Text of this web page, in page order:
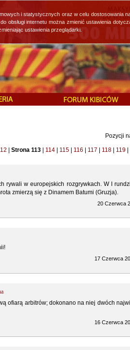
Pozycji
Strona 113 114 115 116 117 118 119
rywali w europejskich rozgrywkach. W I
zmierzą się z Dinamem Batumi (Gruzja).
20 Czerwca
17 Czerwca
ofiarą arbitrów; dokonano na niej dwóch
16 Czerwca
i statystycznych oraz w celu dostosowania
obsługi internetu można zmienić ustawienia
ustawienia przeglądarki.